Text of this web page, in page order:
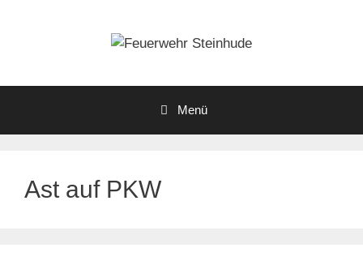
Menü
Ast auf PKW